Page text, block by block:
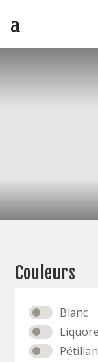
Couleurs
Blanc